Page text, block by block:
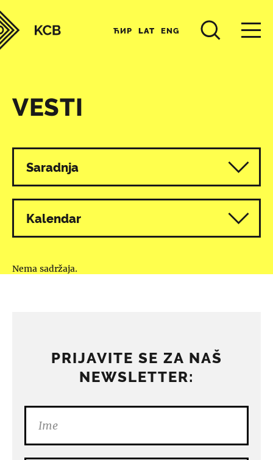
ЋИР LAT ENG
VESTI
Svi programi
Saradnja
Kalendar
Nema sadržaja.
PRIJAVITE SE ZA NAŠ
NEWSLETTER: